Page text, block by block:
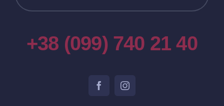
+38 (099) 740 21 40